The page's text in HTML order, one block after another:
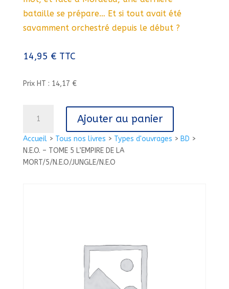
Accueil> Tous nos livres > Types d'ouvrages > BD >
N.E.O. – TOME 5 L’EMPIRE DE LA
MORT/5/N.E.O/JUNGLE/N.E.O
bataille se prépare… Et si tout avait été
savamment orchestré depuis le début ?
14,95 € TTC
Prix HT : 14,17 €
N.E.O.
-
TOME
Ajouter au panier